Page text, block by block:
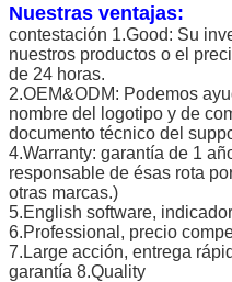
Nuestras ventajas:
contestación 1.Good: Su
nuestros productos o el
de 24 horas.
2.OEM&ODM: Podemos
nombre del logotipo y de
documento técnico del
4.Warranty: garantía de 1
responsable de ésas rota
otras marcas.)
5.English software,
6.Professional, precio
7.Large acción, entrega
garantía 8.Quality